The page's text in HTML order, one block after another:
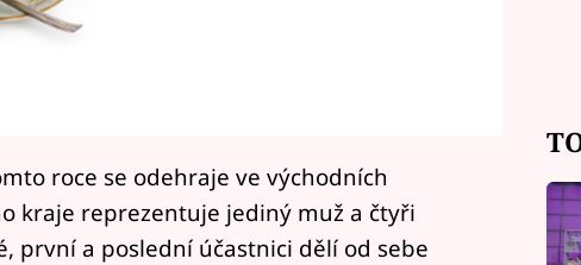
roce se odehraje ve východních
kraje reprezentuje jediný muž a čtyři
první a poslední účastnici dělí od sebe